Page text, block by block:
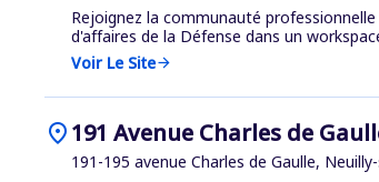
Rejoignez la communauté
d'affaires de la Défense dans un
Voir Le Sitearrow_forward
location_on191 Avenue Charles de
191-195 avenue Charles de Gaulle,